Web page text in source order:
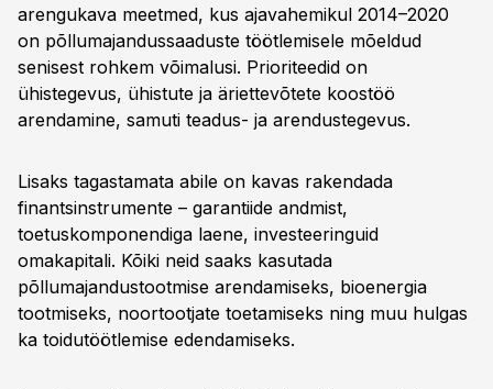
arengukava meetmed, kus ajavahemikul 2014–2020
on põllumajandussaaduste töötlemisele mõeldud
senisest rohkem võimalusi. Prioriteedid on
ühistegevus, ühistute ja äriettevõtete koostöö
arendamine, samuti teadus- ja arendustegevus.
Lisaks tagastamata abile on kavas rakendada
finantsinstrumente – garantiide andmist,
toetuskomponendiga laene, investeeringuid
omakapitali. Kõiki neid saaks kasutada
põllumajandustootmise arendamiseks, bioenergia
tootmiseks, noortootjate toetamiseks ning muu hulgas
ka toidutöötlemise edendamiseks.